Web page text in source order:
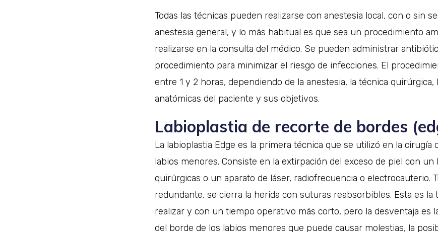
Todas las técnicas pueden realizarse con anestesia local, con o sin
anestesia general, y lo más habitual es que sea un procedimiento
realizarse en la consulta del médico. Se pueden administrar
procedimiento para minimizar el riesgo de infecciones. El
entre 1 y 2 horas, dependiendo de la anestesia, la técnica quirúrgica,
anatómicas del paciente y sus objetivos.
Labioplastia de recorte de bordes
La labioplastia Edge es la primera técnica que se utilizó en la cirugía
labios menores. Consiste en la extirpación del exceso de piel con un
quirúrgicas o un aparato de láser, radiofrecuencia o electrocauterio.
redundante, se cierra la herida con suturas reabsorbibles. Esta es la
realizar y con un tiempo operativo más corto, pero la desventaja es
del borde de los labios menores que puede causar molestias, la